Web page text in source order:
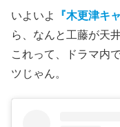
いよいよ 『木更津キ
ら、なんと工藤が天
これって、ドラマ内
ツじゃん。